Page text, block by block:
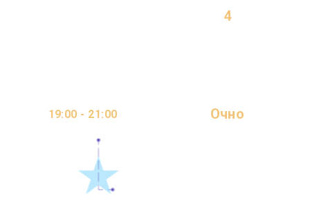
4
19:00 - 21:00
Очно